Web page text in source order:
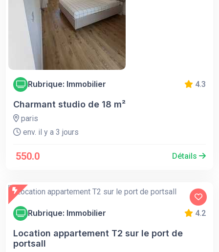
Rubrique: Immobilier 4.3
Charmant studio de 18 m²
paris
env. il y a 3 jours
550.0 Détails
Rubrique: Immobilier 4.2
Location appartement T2 sur le port de
portsall